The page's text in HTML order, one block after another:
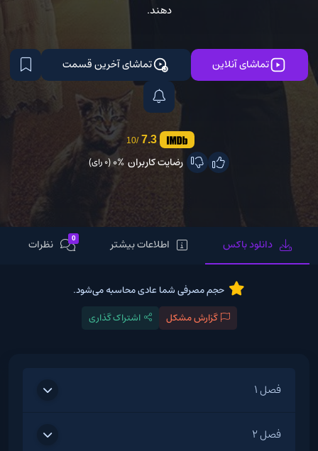
دهند.
تماشای آنلاین تماشای آخرین قسمت
7.3
/10
رضایت کاربران 0%(0 رای)
دانلود باکس اطلاعات بیشتر 0 نظرات
حجم مصرفی شما عادی محاسبه می‌شود.
گزارش مشکل
اشتراک گذاری
فصل 1
فصل 2